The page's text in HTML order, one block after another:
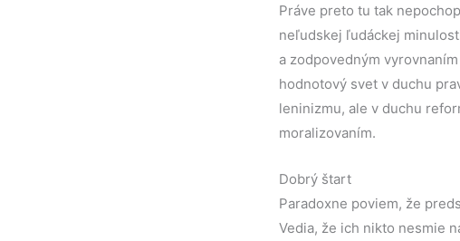
Práve preto tu tak
neľudskej ľudáckej
a zodpovedným
hodnotový svet v duchu
leninizmu, ale v duchu
moralizovaním.
Dobrý štart
Paradoxne poviem, že
Vedia, že ich nikto nesmie